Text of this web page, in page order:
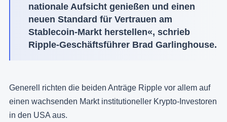
nationale Aufsicht genießen und einen
neuen Standard für Vertrauen am
Stablecoin-Markt herstellen«, schrieb
Ripple-Geschäftsführer Brad Garlinghouse.
Generell richten die beiden Anträge Ripple vor allem auf
einen wachsenden Markt institutioneller Krypto-Investoren
in den USA aus.